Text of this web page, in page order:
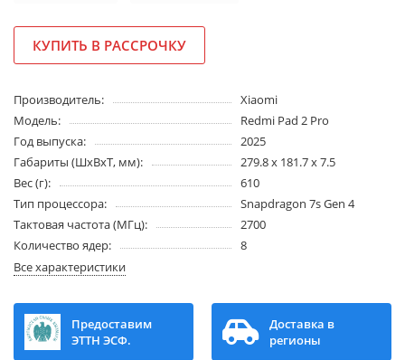
КУПИТЬ В РАССРОЧКУ
Производитель:
Xiaomi
Модель:
Redmi Pad 2 Pro
Год выпуска:
2025
Габариты (ШхВхТ, мм):
279.8 x 181.7 x 7.5
Вес (г):
610
Тип процессора:
Snapdragon 7s Gen 4
Тактовая частота (МГц):
2700
Количество ядер:
8
Все характеристики
Предоставим
ЭТТН ЭСФ.
Доставка в
регионы